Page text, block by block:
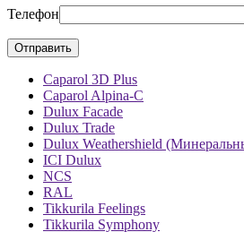
Телефон
Caparol 3D Plus
Caparol Alpina-C
Dulux Facade
Dulux Trade
Dulux Weathershield
ICI Dulux
NCS
RAL
Tikkurila Feelings
Tikkurila Symphony